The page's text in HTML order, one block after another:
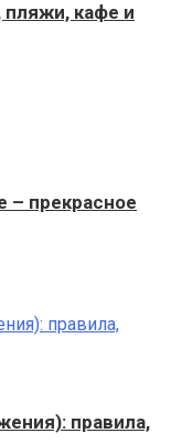
пляжи, кафе и
– прекрасное
правила,